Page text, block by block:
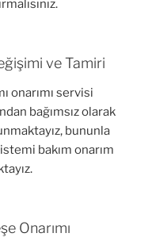
ve Tamiri
onarımı servisi
bağımsız olarak
bununla
bakım onarım
Onarımı